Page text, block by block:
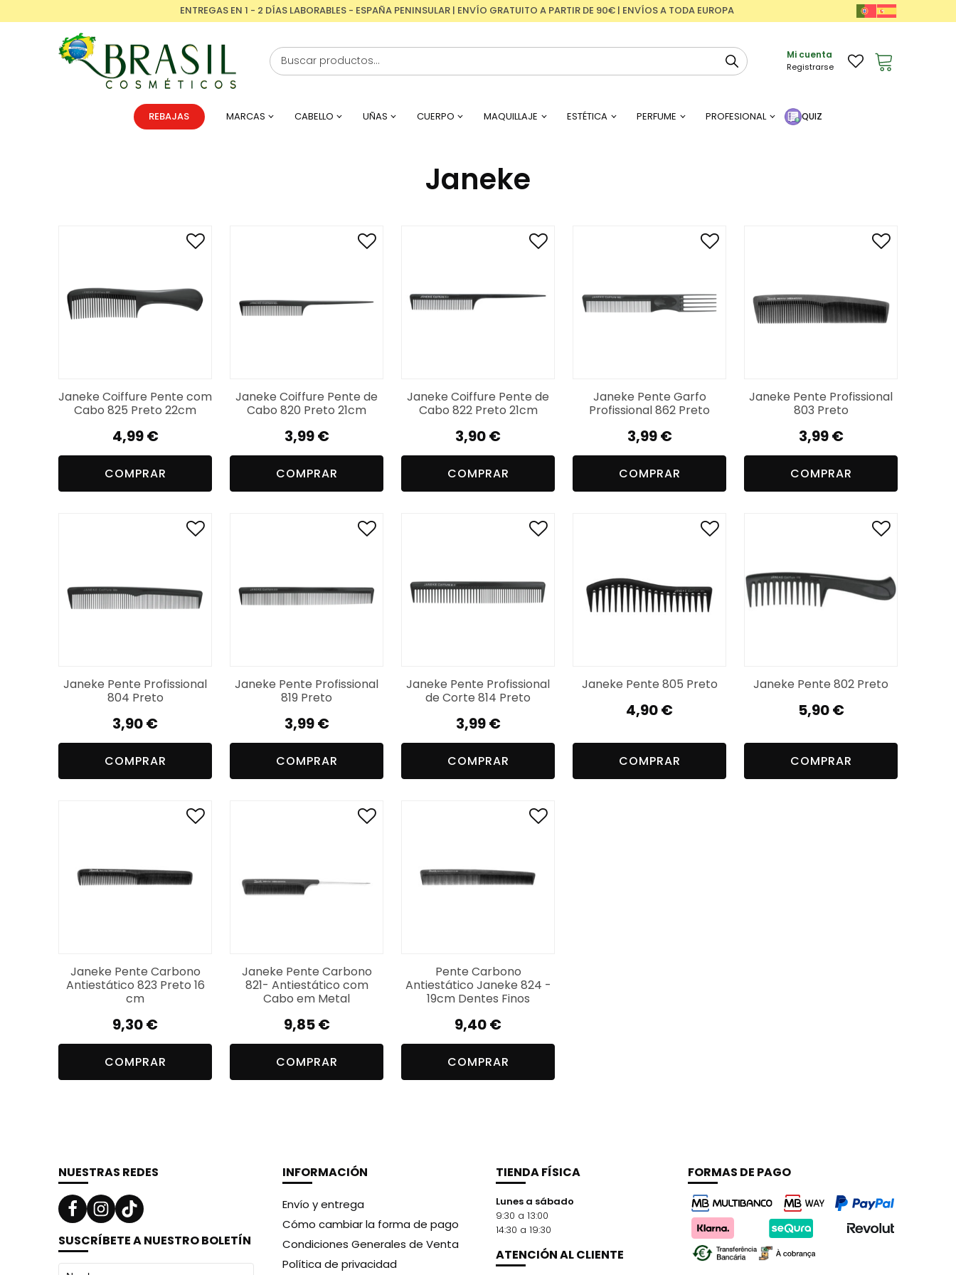
ENTREGAS EN 1 - 2 DÍAS LABORABLES - ESPAÑA PENINSULAR | ENVÍO GRATUITO A PARTIR DE 90€ | ENVÍOS A TODA EUROPA
Mi cuenta
Registrarse
REBAJAS MARCAS CABELLO UÑAS CUERPO MAQUILLAJE ESTÉTICA PERFUME PROFESIONAL QUIZ
Janeke
Janeke Coiffure Pente com
Cabo 825 Preto 22cm
4,99€
COMPRAR
Janeke Coiffure Pente de
Cabo 820 Preto 21cm
3,99€
COMPRAR
Janeke Coiffure Pente de
Cabo 822 Preto 21cm
3,90€
COMPRAR
Janeke Pente Garfo
Profissional 862 Preto
3,99€
COMPRAR
Janeke Pente Profissional
803 Preto
3,99€
COMPRAR
Janeke Pente Profissional
804 Preto
3,90€
COMPRAR
Janeke Pente Profissional
819 Preto
3,99€
COMPRAR
Janeke Pente Profissional
de Corte 814 Preto
3,99€
COMPRAR
Janeke Pente 805 Preto
4,90€
COMPRAR
Janeke Pente 802 Preto
5,90€
COMPRAR
Janeke Pente Carbono
Antiestático 823 Preto 16
cm
9,30€
COMPRAR
Janeke Pente Carbono
821- Antiestático com
Cabo em Metal
9,85€
COMPRAR
Pente Carbono
Antiestático Janeke 824 -
19cm Dentes Finos
9,40€
COMPRAR
NUESTRAS REDES
SUSCRÍBETE A NUESTRO BOLETÍN
INFORMACIÓN
Envío y entrega
Cómo cambiar la forma de pago
Condiciones Generales de Venta
Política de privacidad
TIENDA FÍSICA
Lunes a sábado
9:30 a 13:00
14:30 a 19:30
ATENCIÓN AL CLIENTE
FORMAS DE PAGO